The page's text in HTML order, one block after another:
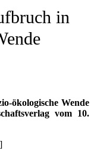
in
ökologische Wende
vom 10.